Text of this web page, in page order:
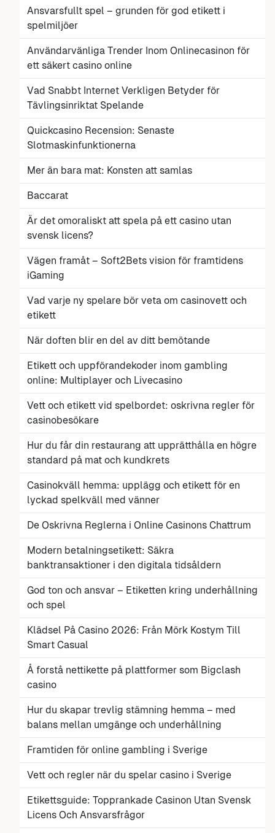
Ansvarsfullt spel – grunden för god etikett i
spelmiljöer
Användarvänliga Trender Inom Onlinecasinon för
ett säkert casino online
Vad Snabbt Internet Verkligen Betyder för
Tävlingsinriktat Spelande
Quickcasino Recension: Senaste
Slotmaskinfunktionerna
Mer än bara mat: Konsten att samlas
Baccarat
Är det omoraliskt att spela på ett casino utan
svensk licens?
Vägen framåt – Soft2Bets vision för framtidens
iGaming
Vad varje ny spelare bör veta om casinovett och
etikett
När doften blir en del av ditt bemötande
Etikett och uppförandekoder inom gambling
online: Multiplayer och Livecasino
Vett och etikett vid spelbordet: oskrivna regler för
casinobesökare
Hur du får din restaurang att upprätthålla en högre
standard på mat och kundkrets
Casinokväll hemma: upplägg och etikett för en
lyckad spelkväll med vänner
De Oskrivna Reglerna i Online Casinons Chattrum
Modern betalningsetikett: Säkra
banktransaktioner i den digitala tidsåldern
God ton och ansvar – Etiketten kring underhållning
och spel
Klädsel På Casino 2026: Från Mörk Kostym Till
Smart Casual
Å forstå nettikette på plattformer som Bigclash
casino
Hur du skapar trevlig stämning hemma – med
balans mellan umgänge och underhållning
Framtiden för online gambling i Sverige
Vett och regler när du spelar casino i Sverige
Etikettsguide: Topprankade Casinon Utan Svensk
Licens Och Ansvarsfrågor